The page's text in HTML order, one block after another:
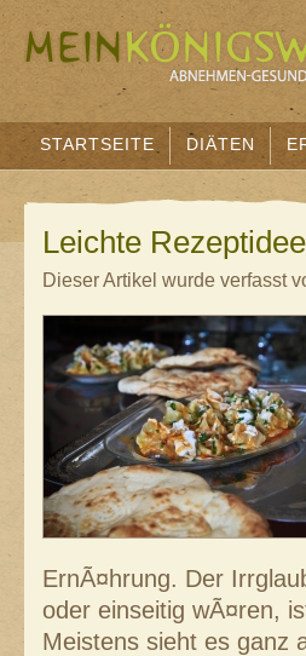
STARTSEITE DIÄTEN
Leichte
Dieser Artikel wurde verfasst
ErnÃ¤hrung. Der
oder einseitig wÃ¤ren,
Meistens sieht es ganz